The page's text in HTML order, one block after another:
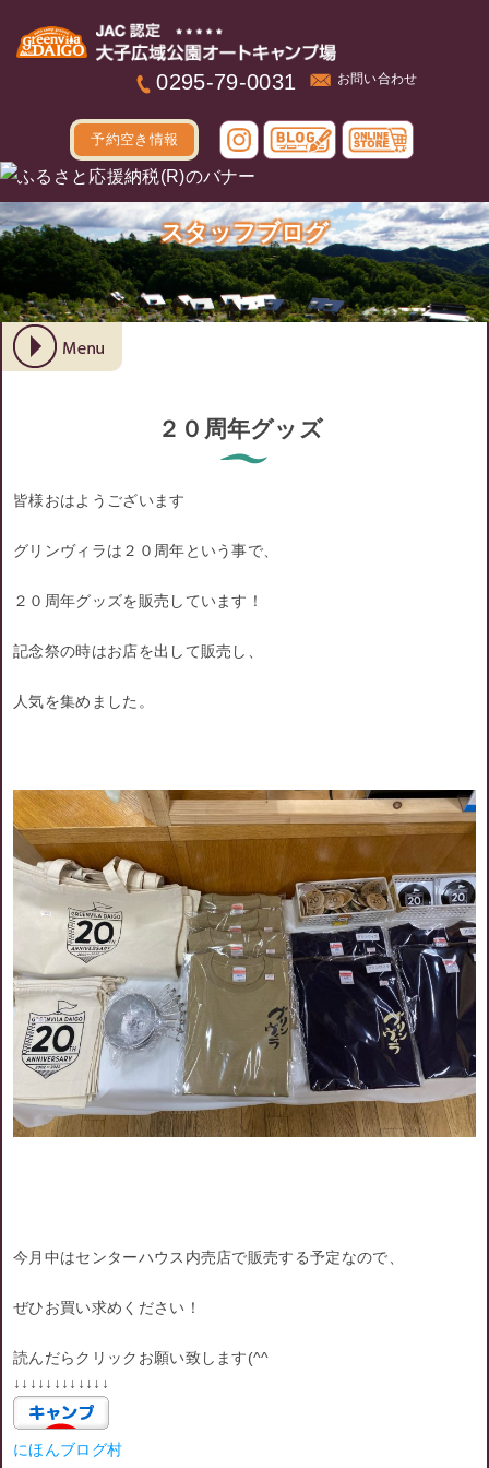
0295-79-0031 お問い合わせ
予約空き情報
スタッフブログ
２０周年グッズ
皆様おはようございます
グリンヴィラは２０周年という事で、
２０周年グッズを販売しています！
記念祭の時はお店を出して販売し、
人気を集めました。
今月中はセンターハウス内売店で販売する予定なので、
ぜひお買い求めください！
読んだらクリックお願い致します(^^ゞ
↓↓↓↓↓↓↓↓↓↓↓↓
にほんブログ村